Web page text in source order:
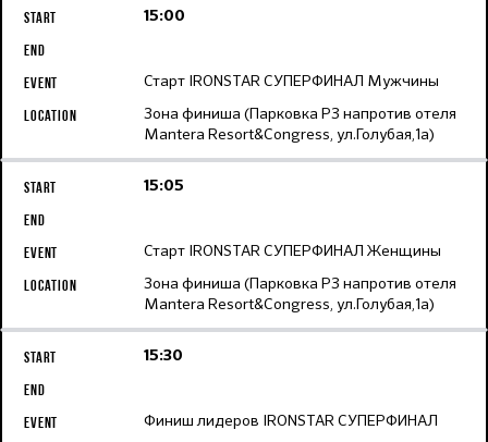
15:00
Старт IRONSTAR СУПЕРФИНАЛ Мужчины
Зона финиша (Парковка Р3 напротив отеля
Mantera Resort&Congress, ул.Голубая,1а)
15:05
Старт IRONSTAR СУПЕРФИНАЛ Женщины
Зона финиша (Парковка Р3 напротив отеля
Mantera Resort&Congress, ул.Голубая,1а)
15:30
Финиш лидеров IRONSTAR СУПЕРФИНАЛ